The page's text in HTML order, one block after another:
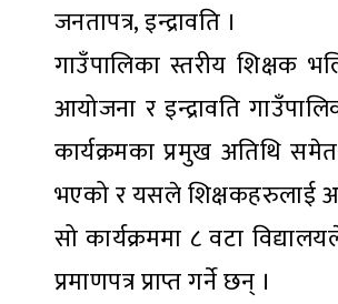
जनतापत्र, इन्द्रावति ।
गाउँपालिका स्तरीय शिक्षक
आयोजना र इन्द्रावति
कार्यक्रमका प्रमुख अतिथि
भएको र यसले शिक्षकहरुलाई
सो कार्यक्रममा ८ वटा
प्रमाणपत्र प्राप्त गर्ने छन् ।